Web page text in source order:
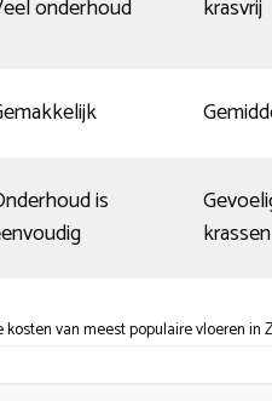
onderhoud krasvrij
is
krassen
van meest populaire vloeren in